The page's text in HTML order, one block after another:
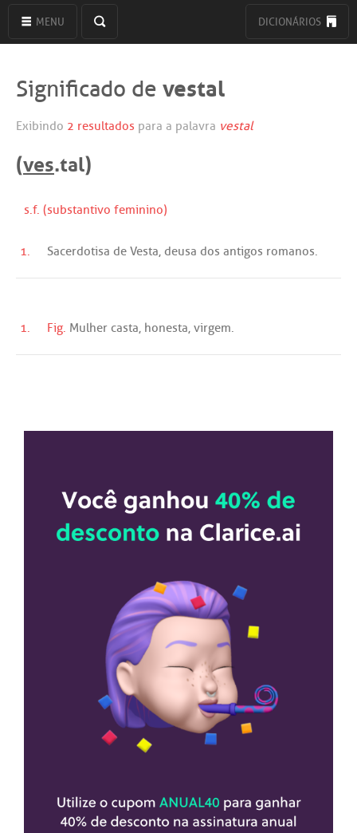
MENU DICIONÁRIOS
Significado de vestal
Exibindo 2 resultados para a palavra vestal
(ves.tal)
s.f. (substantivo feminino)
1. Sacerdotisa de Vesta, deusa dos antigos romanos.
1. Fig. Mulher casta, honesta, virgem.